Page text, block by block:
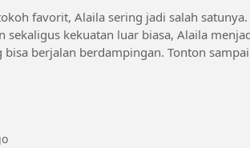
Alaila sering jadi salah satunya. 🧜‍♀️💙
sekaligus kekuatan luar biasa, Alaila
Tonton sampai habis videonya dan